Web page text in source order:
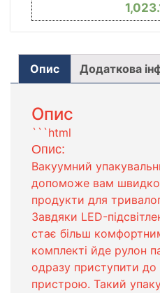
Опис Додаткова
Опис
```html
Опис:
Вакуумний
допоможе вам швидко
продукти для
Завдяки LED-
стає більш
комплекті йде рулон
одразу приступити до
пристрою. Такий